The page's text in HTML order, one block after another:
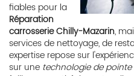
fiables pour la
Réparation
carrosserie Chilly-Mazarin,
services de nettoyage, de
expertise repose sur
sur une technologie de pointe